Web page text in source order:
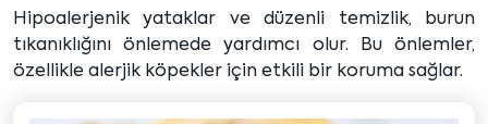
Hipoalerjenik yataklar ve düzenli temizlik, burun
tıkanıklığını önlemede yardımcı olur. Bu önlemler,
özellikle alerjik köpekler için etkili bir koruma sağlar.